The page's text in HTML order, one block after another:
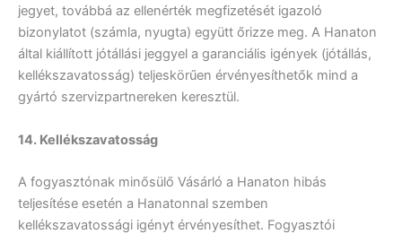
jegyet, továbbá az ellenérték megfizetését igazoló
bizonylatot (számla, nyugta) együtt őrizze meg. A Hanaton
által kiállított jótállási jeggyel a garanciális igények (jótállás,
kellékszavatosság) teljeskörűen érvényesíthetők mind a
gyártó szervizpartnereken keresztül.
14. Kellékszavatosság
A fogyasztónak minősülő Vásárló a Hanaton hibás
teljesítése esetén a Hanatonnal szemben
kellékszavatossági igényt érvényesíthet. Fogyasztói